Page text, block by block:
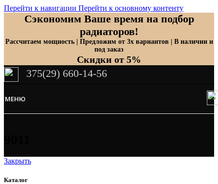
Перейти к навигации Перейти к основному контенту
Сэкономим Ваше время на подбор
радиаторов!
Рассчитаем мощность | Предложим от 3х вариантов | В наличии и
под заказ
Скидки от 5%
375(29) 660-14-56
МЕНЮ
Закрыть
Каталог